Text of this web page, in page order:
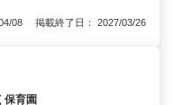
08 掲載終了日： 2027/03/26
保育園